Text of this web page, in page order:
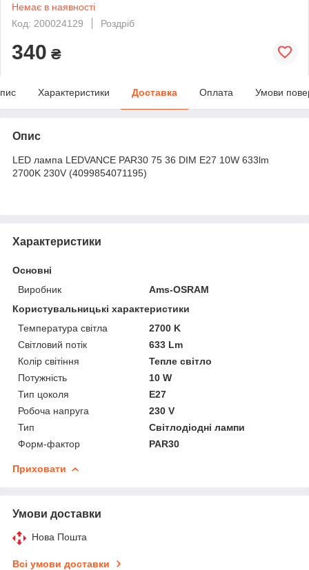
Немає в наявності
Код: 200024129
Роздріб
340 ₴
Характеристики Доставка Оплата Умови
Опис
LED лампа LEDVANCE PAR30 75 36 DIM E27 10W 633lm
2700K 230V (4099854071195)
Характеристики
Основні
Виробник
Ams-OSRAM
Користувальницькі характеристики
Температура світла
2700 K
Світловий потік
633 Lm
Колір світіння
Тепле світло
Потужність
10 W
Тип цоколя
E27
Робоча напруга
230 V
Тип
Світлодіодні лампи
Форм-фактор
PAR30
Приховати
Умови доставки
Нова Пошта
Всі умови доставки